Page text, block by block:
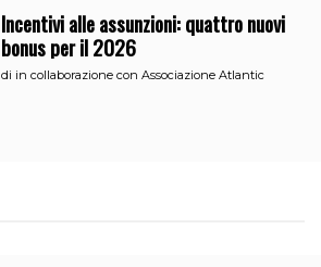
Incentivi alle assunzioni: quattro nuovi
bonus per il 2026
di in collaborazione con Associazione Atlantic